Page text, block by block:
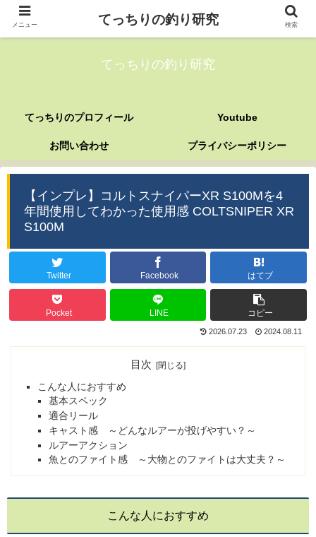
てっちりの釣り研究
てっちりのプロフィール Youtube
お問い合わせ プライバシーポリシー
【インプレ】コルトスナイパーXR S100Mを4
年間使用してわかった使用感 COLTSNIPER XR
S100M
Twitter Facebook はてブ
Pocket LINE コピー
2026.07.23 2024.08.11
目次
こんな人におすすめ
基本スペック
適合リール
キャスト感 ～どんなルアーが投げやすい？～
ルアーアクション
魚とのファイト感 ～大物とのファイトは大丈夫？～
こんな人におすすめ
メニュー てっちりの釣り研究 検索